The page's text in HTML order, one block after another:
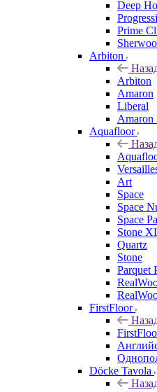
Deep
Prime
Arbiton
Arbiton
Amaron
Liberal
Amaron
Aquafloor
Art
Space
Space
Space
Stone
Quartz
Stone
Parquet
FirstFloor
Döcke Tavola